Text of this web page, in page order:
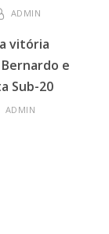
ADMIN
vitória
e
Sub-20
ADMIN